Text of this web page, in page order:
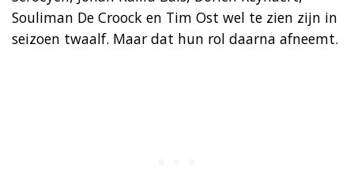
Souliman De Croock en Tim Ost wel te zien zijn in
seizoen twaalf. Maar dat hun rol daarna afneemt.